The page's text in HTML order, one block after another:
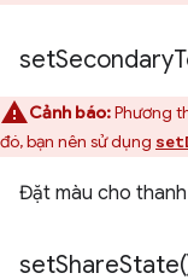
setSecondary
Cảnh báo:Phương
đó, bạn nên sử dụng
Đặt màu cho
setShareState(